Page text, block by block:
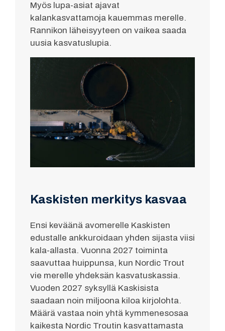
Myös lupa-asiat ajavat
kalankasvattamoja kauemmas merelle.
Rannikon läheisyyteen on vaikea saada
uusia kasvatuslupia.
Kaskisten merkitys kasvaa
Ensi keväänä avomerelle Kaskisten
edustalle ankkuroidaan yhden sijasta viisi
kala-allasta. Vuonna 2027 toiminta
saavuttaa huippunsa, kun Nordic Trout
vie merelle yhdeksän kasvatuskassia.
Vuoden 2027 syksyllä Kaskisista
saadaan noin miljoona kiloa kirjolohta.
Määrä vastaa noin yhtä kymmenesosaa
kaikesta Nordic Troutin kasvattamasta